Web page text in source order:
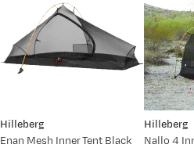
Hilleberg
Enan Mesh Inner Tent Black
Hilleberg
Nallo 4